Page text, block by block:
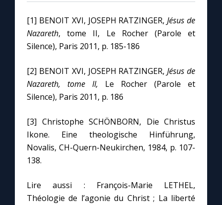
[1] BENOIT XVI, JOSEPH RATZINGER,Jésus de
Nazareth, tome II, Le Rocher (Parole et
Silence), Paris 2011, p. 185-186
[2] BENOIT XVI, JOSEPH RATZINGER,Jésus de
Nazareth, tome II, Le Rocher (Parole et
Silence), Paris 2011, p. 186
[3] Christophe SCHÖNBORN, Die Christus
Ikone. Eine theologische Hinführung,
Novalis, CH-Quern-Neukirchen, 1984, p. 107-
138.
Lire aussi : François-Marie LETHEL,
Théologie de l’agonie du Christ ; La liberté